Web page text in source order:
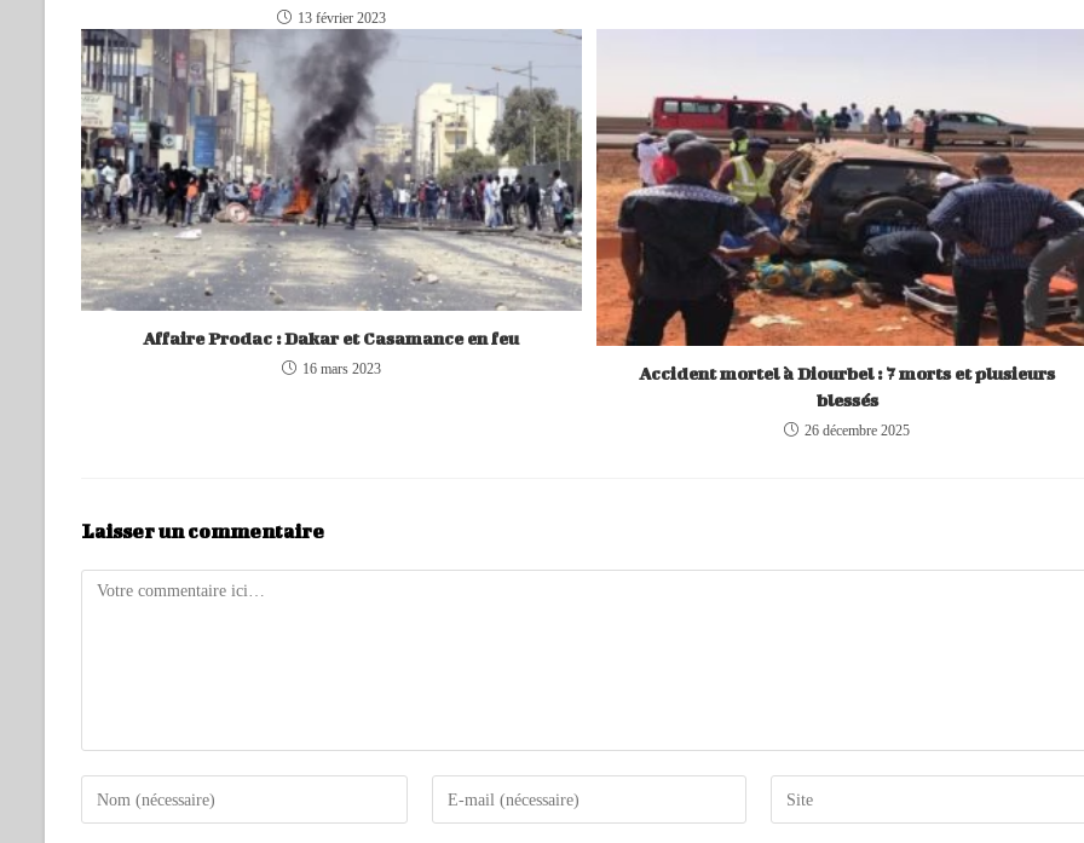
13 février 2023
Affaire Prodac : Dakar et Casamance en feu
16 mars 2023
Accident mortel à Diourbel : 7 morts et plusieurs
blessés
26 décembre 2025
Laisser un commentaire